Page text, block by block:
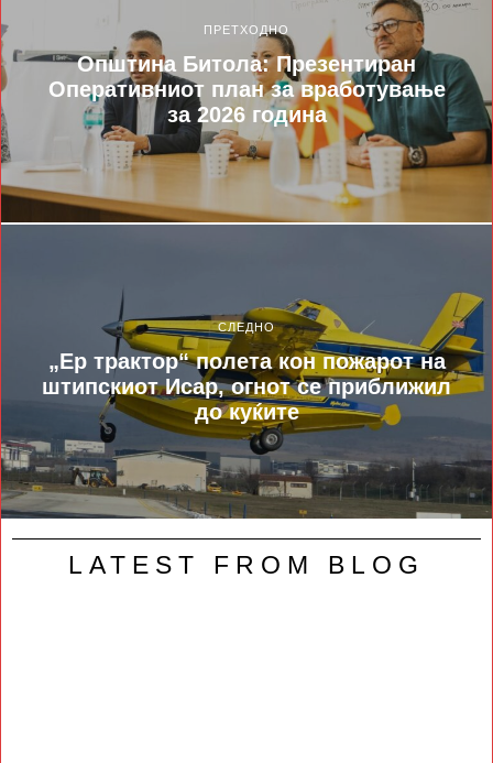
ПРЕТХОДНО
Општина Битола: Презентиран
Оперативниот план за вработување
за 2026 година
СЛЕДНО
„Ер трактор“ полета кон пожарот на
штипскиот Исар, огнот се приближил
до куќите
LATEST FROM BLOG